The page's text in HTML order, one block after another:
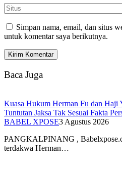
Simpan nama, email, dan situs
untuk komentar saya berikutnya.
Baca Juga
Kuasa Hukum Herman Fu dan Haji
Tuntutan Jaksa Tak Sesuai Fakta
BABEL XPOSE3 Agustus 2026
PANGKALPINANG ,
terdakwa Herman…